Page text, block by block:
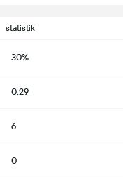
statistik
30%
0.29
6
0